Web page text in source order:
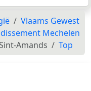
Vlaams Gewest
Mechelen
Amands
Top